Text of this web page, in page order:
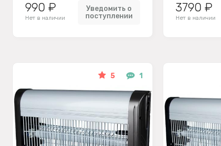
990 ₽
Нет в наличии
Уведомить о
поступлении
3790 ₽
Нет в наличии
5 1